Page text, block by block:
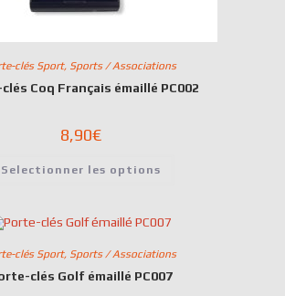
clés Sport, Sports / Associations
Coq Français émaillé PC002
8,90€
Selectionner les options
clés Sport, Sports / Associations
clés Golf émaillé PC007